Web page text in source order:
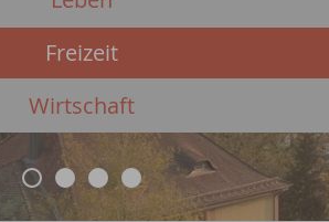
Freizeit
Wirtschaft